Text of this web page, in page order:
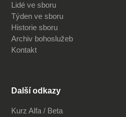
Lidé ve sboru
Týden ve sboru
Historie sboru
Archiv bohoslužeb
Kontakt
Další odkazy
Kurz Alfa / Beta